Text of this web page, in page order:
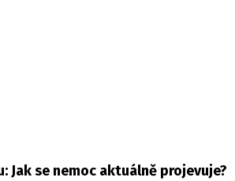
Jak se nemoc aktuálně projevuje?